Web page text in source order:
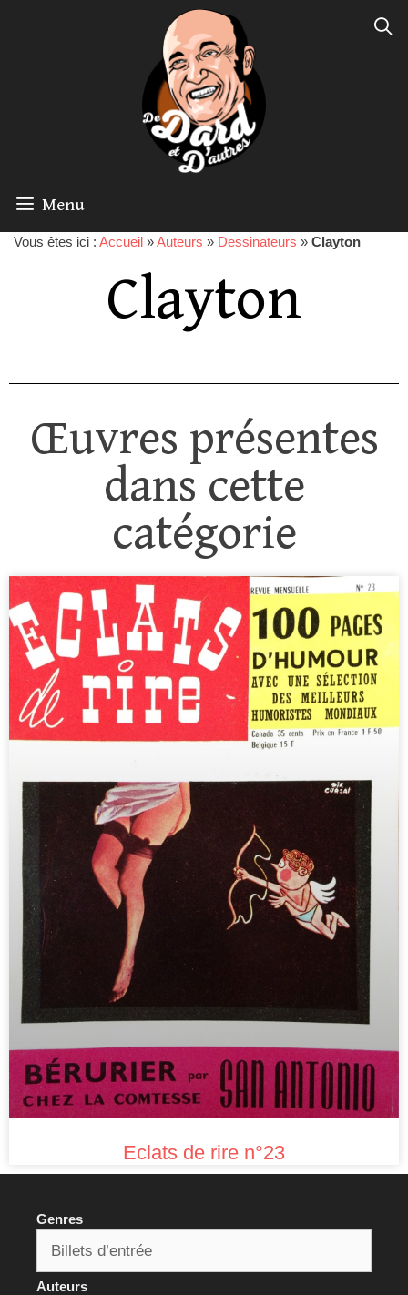
Menu
Vous êtes ici : Accueil »Auteurs » Dessinateurs » Clayton
Clayton
Œuvres présentes
dans cette
catégorie
Eclats de rire n°23
Genres
Auteurs